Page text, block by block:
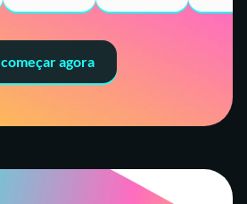
começar agora